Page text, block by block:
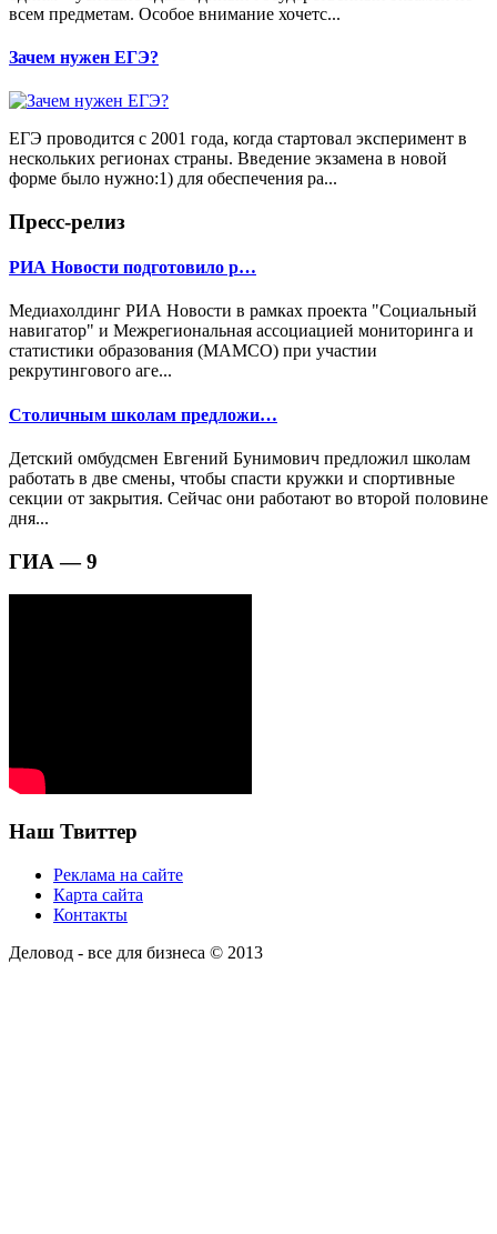
всем предметам. Особое внимание хочетс...
Зачем нужен ЕГЭ?
ЕГЭ проводится с 2001 года, когда стартовал эксперимент в
нескольких регионах страны. Введение экзамена в новой
форме было нужно:1) для обеспечения ра...
Пресс-релиз
РИА Новости подготовило р…
Медиахолдинг РИА Новости в рамках проекта "Социальный
навигатор" и Межрегиональная ассоциацией мониторинга и
статистики образования (МАМСО) при участии
рекрутингового аге...
Столичным школам предложи…
Детский омбудсмен Евгений Бунимович предложил школам
работать в две смены, чтобы спасти кружки и спортивные
секции от закрытия. Сейчас они работают во второй половине
дня...
ГИА — 9
Наш Твиттер
Реклама на сайте
Карта сайта
Контакты
Деловод - все для бизнеса © 2013